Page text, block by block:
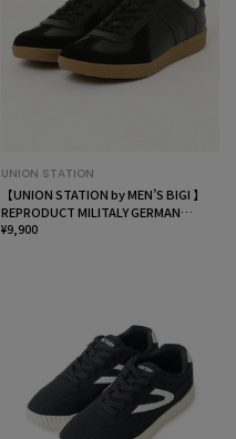
UNION STATION
【UNION STATION by MEN’S BIGI 】
REPRODUCT MILITALY GERMAN
TRAINER ジャーマントレーナー
¥9,900